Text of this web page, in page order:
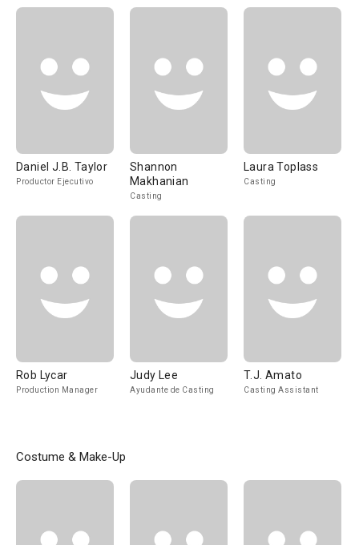
Daniel J.B. Taylor
Productor Ejecutivo
Shannon
Makhanian
Casting
Laura Toplass
Casting
Rob Lycar
Production Manager
Judy Lee
Ayudante de Casting
T.J. Amato
Casting Assistant
Costume & Make-Up